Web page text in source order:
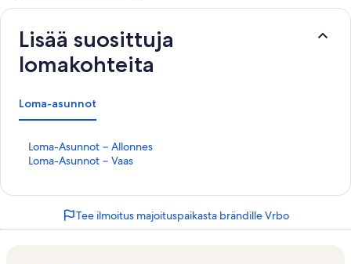
Lisää suosittuja
lomakohteita
Loma-asunnot
Loma-Asunnot − Allonnes
K
o
n
Loma-Asunnot − Vaas
K
e
Tee ilmoitus majoituspaikasta brändille Vrbo